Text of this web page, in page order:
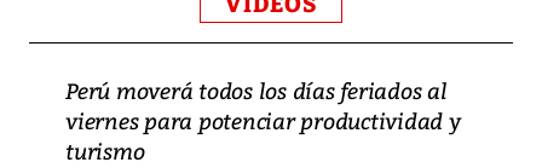
Perú moverá todos los días feriados al
viernes para potenciar productividad y
turismo